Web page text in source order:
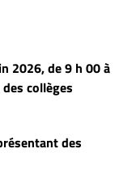
2026, de 9 h 00 à
collèges
des